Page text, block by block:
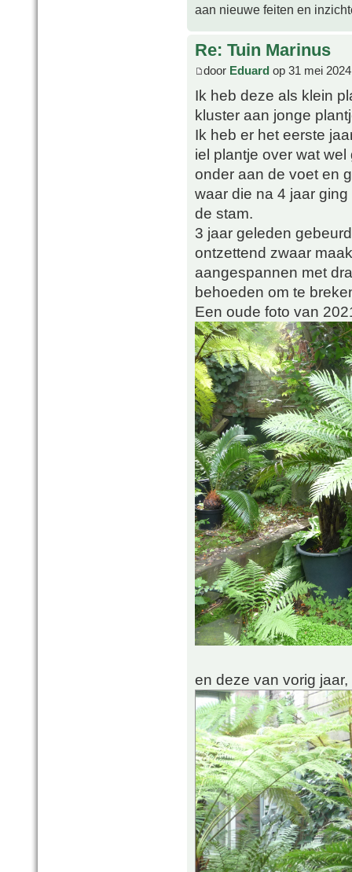
aan nieuwe feiten en
Re: Tuin Marinus
door Eduard op 31 mei
Ik heb deze als klein
kluster aan jonge
Ik heb er het eerste
iel plantje over wat
onder aan de voet en
waar die na 4 jaar
de stam.
3 jaar geleden
ontzettend zwaar
aangespannen met
behoeden om te
Een oude foto van
en deze van vorig jaar,